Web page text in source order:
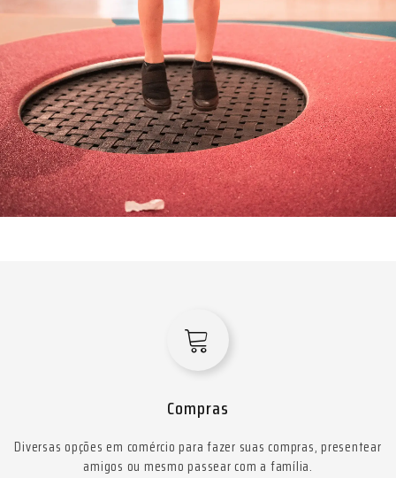
Compras
Diversas opções em comércio para fazer suas compras, presentear
amigos ou mesmo passear com a família.